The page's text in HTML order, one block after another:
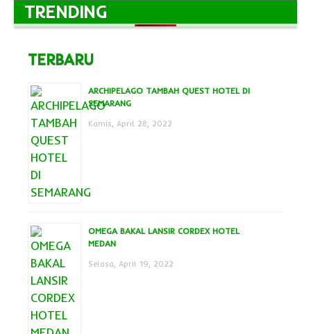
TRENDING
TERBARU
ARCHIPELAGO TAMBAH QUEST HOTEL DI
SEMARANG
Kamis, April 28, 2022
OMEGA BAKAL LANSIR CORDEX HOTEL
MEDAN
Selasa, April 19, 2022